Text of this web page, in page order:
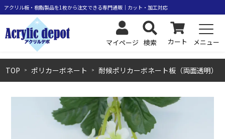
マイページ 検索 カート メニュー
TOP ポリカーボネート 耐候ポリカーボネート板（両面透明）